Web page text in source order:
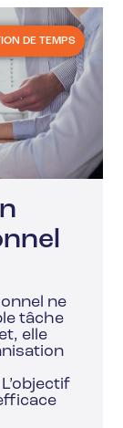
DE TEMPS
ne
tâche
elle